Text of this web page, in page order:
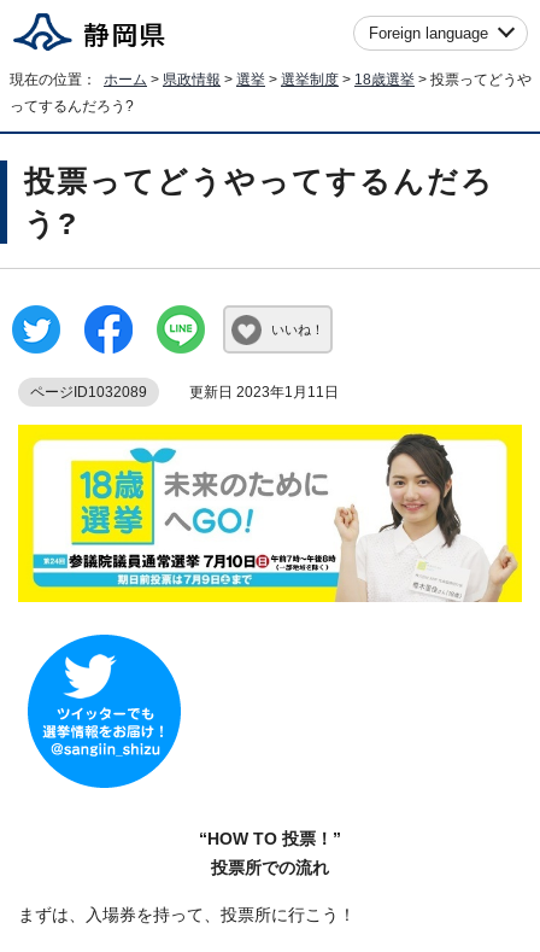
Foreign language
現在の位置： ホーム > 県政情報 > 選挙 > 選挙制度 > 18歳選挙 > 投票ってどうや
ってするんだろう?
投票ってどうやってするんだろ
う?
いいね！
ページID1032089 更新日 2023年1月11日
“HOW TO 投票！”
投票所での流れ
まずは、入場券を持って、投票所に行こう！